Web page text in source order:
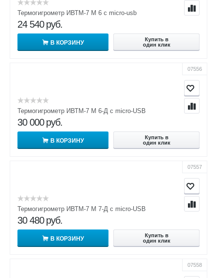
Термогигрометр ИВТМ-7 М 6 c micro-usb
24 540 руб.
В КОРЗИНУ
Купить в
один клик
07556
Термогигрометр ИВТМ-7 М 6-Д с micro-USB
30 000 руб.
В КОРЗИНУ
Купить в
один клик
07557
Термогигрометр ИВТМ-7 М 7-Д с micro-USB
30 480 руб.
В КОРЗИНУ
Купить в
один клик
07558